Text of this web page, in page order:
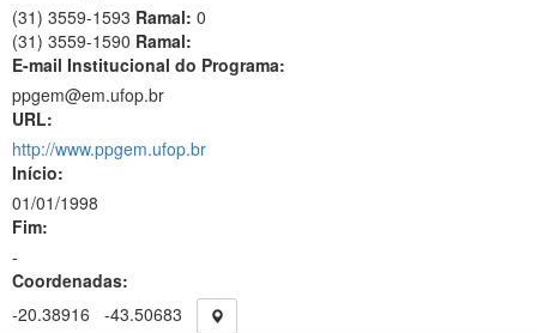
(31) 3559-1593 Ramal: 0
(31) 3559-1590 Ramal:
E-mail Institucional do Programa:
ppgem@em.ufop.br
URL:
http://www.ppgem.ufop.br
Início:
01/01/1998
Fim:
-
Coordenadas:
-20.38916
-43.50683